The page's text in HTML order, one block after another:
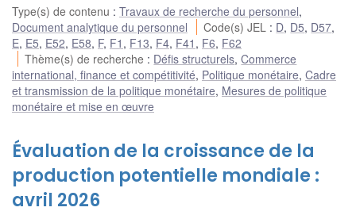
Type(s) de contenu : Travaux de recherche du personnel,
Document analytique du personnel
Code(s) JEL : D, D5, D57,
E, E5, E52, E58, F, F1 , F13, F4, F41 , F6, F62
Thème(s) de recherche : Défis structurels,Commerce
international, finance et compétitivité, Politique monétaire, Cadre
et transmission de la politique monétaire, Mesures de politique
monétaire et mise en œuvre
Évaluation de la croissance de la
production potentielle mondiale :
avril 2026